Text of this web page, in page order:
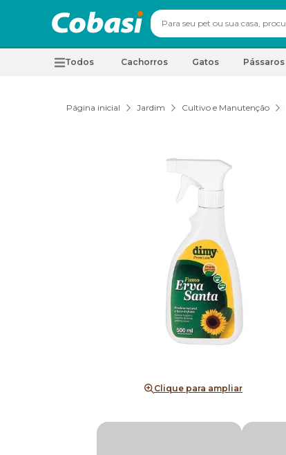
Todos Cachorros Gatos Pássaros
Página inicial Jardim Cultivo e Manutenção
Clique para ampliar